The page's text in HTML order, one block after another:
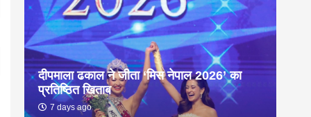
दीपमाला ढकाल ने जीता ‘मिस नेपाल 2026’ का
प्रतिष्ठित खिताब
7 days ago